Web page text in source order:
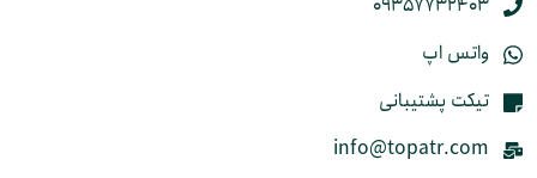
واتس اپ
تیکت پشتیبانی